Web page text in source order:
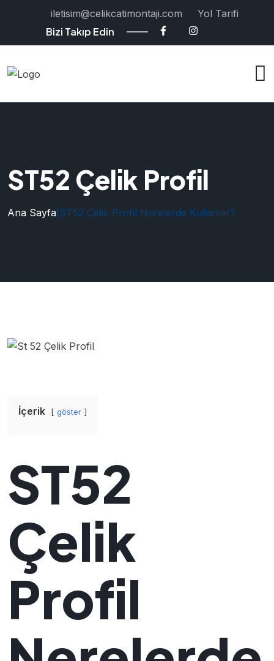
iletisim@celikcatimontaji.com Yol Tarifi
Bizi Takıp Edin
ST52 Çelik Profil
Ana Sayfa ST52 Çelik Profil Nerelerde Kullanılır?
İçerik göster
ST52
Çelik
Profil